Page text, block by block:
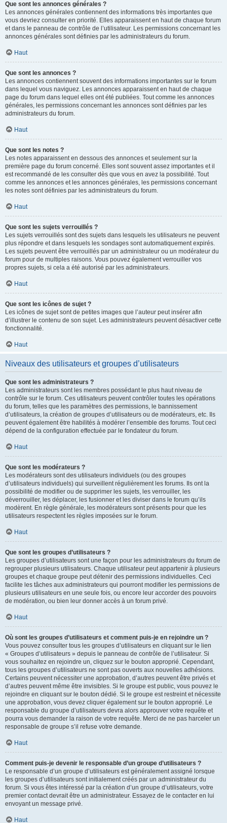
Que sont les annonces générales ?
Les annonces générales contiennent des informations très importantes que
vous devriez consulter en priorité. Elles apparaissent en haut de chaque forum
et dans le panneau de contrôle de l’utilisateur. Les permissions concernant les
annonces générales sont définies par les administrateurs du forum.
Haut
Que sont les annonces ?
Les annonces contiennent souvent des informations importantes sur le forum
dans lequel vous naviguez. Les annonces apparaissent en haut de chaque
page du forum dans lequel elles ont été publiées. Tout comme les annonces
générales, les permissions concernant les annonces sont définies par les
administrateurs du forum.
Haut
Que sont les notes ?
Les notes apparaissent en dessous des annonces et seulement sur la
première page du forum concerné. Elles sont souvent assez importantes et il
est recommandé de les consulter dès que vous en avez la possibilité. Tout
comme les annonces et les annonces générales, les permissions concernant
les notes sont définies par les administrateurs du forum.
Haut
Que sont les sujets verrouillés ?
Les sujets verrouillés sont des sujets dans lesquels les utilisateurs ne peuvent
plus répondre et dans lesquels les sondages sont automatiquement expirés.
Les sujets peuvent être verrouillés par un administrateur ou un modérateur du
forum pour de multiples raisons. Vous pouvez également verrouiller vos
propres sujets, si cela a été autorisé par les administrateurs.
Haut
Que sont les icônes de sujet ?
Les icônes de sujet sont de petites images que l’auteur peut insérer afin
d’illustrer le contenu de son sujet. Les administrateurs peuvent désactiver cette
fonctionnalité.
Haut
Niveaux des utilisateurs et groupes d’utilisateurs
Que sont les administrateurs ?
Les administrateurs sont les membres possédant le plus haut niveau de
contrôle sur le forum. Ces utilisateurs peuvent contrôler toutes les opérations
du forum, telles que les paramètres des permissions, le bannissement
d’utilisateurs, la création de groupes d’utilisateurs ou de modérateurs, etc. Ils
peuvent également être habilités à modérer l’ensemble des forums. Tout ceci
dépend de la configuration effectuée par le fondateur du forum.
Haut
Que sont les modérateurs ?
Les modérateurs sont des utilisateurs individuels (ou des groupes
d’utilisateurs individuels) qui surveillent régulièrement les forums. Ils ont la
possibilité de modifier ou de supprimer les sujets, les verrouiller, les
déverrouiller, les déplacer, les fusionner et les diviser dans le forum qu’ils
modèrent. En règle générale, les modérateurs sont présents pour que les
utilisateurs respectent les règles imposées sur le forum.
Haut
Que sont les groupes d’utilisateurs ?
Les groupes d’utilisateurs sont une façon pour les administrateurs du forum de
regrouper plusieurs utilisateurs. Chaque utilisateur peut appartenir à plusieurs
groupes et chaque groupe peut détenir des permissions individuelles. Ceci
facilite les tâches aux administrateurs qui pourront modifier les permissions de
plusieurs utilisateurs en une seule fois, ou encore leur accorder des pouvoirs
de modération, ou bien leur donner accès à un forum privé.
Haut
Où sont les groupes d’utilisateurs et comment puis-je en rejoindre un ?
Vous pouvez consulter tous les groupes d’utilisateurs en cliquant sur le lien
« Groupes d’utilisateurs » depuis le panneau de contrôle de l’utilisateur. Si
vous souhaitez en rejoindre un, cliquez sur le bouton approprié. Cependant,
tous les groupes d’utilisateurs ne sont pas ouverts aux nouvelles adhésions.
Certains peuvent nécessiter une approbation, d’autres peuvent être privés et
d’autres peuvent même être invisibles. Si le groupe est public, vous pouvez le
rejoindre en cliquant sur le bouton dédié. Si le groupe est restreint et nécessite
une approbation, vous devez cliquer également sur le bouton approprié. Le
responsable du groupe d’utilisateurs devra alors approuver votre requête et
pourra vous demander la raison de votre requête. Merci de ne pas harceler un
responsable de groupe s’il refuse votre demande.
Haut
Comment puis-je devenir le responsable d’un groupe d’utilisateurs ?
Le responsable d’un groupe d’utilisateurs est généralement assigné lorsque
les groupes d’utilisateurs sont initialement créés par un administrateur du
forum. Si vous êtes intéressé par la création d’un groupe d’utilisateurs, votre
premier contact devrait être un administrateur. Essayez de le contacter en lui
envoyant un message privé.
Haut